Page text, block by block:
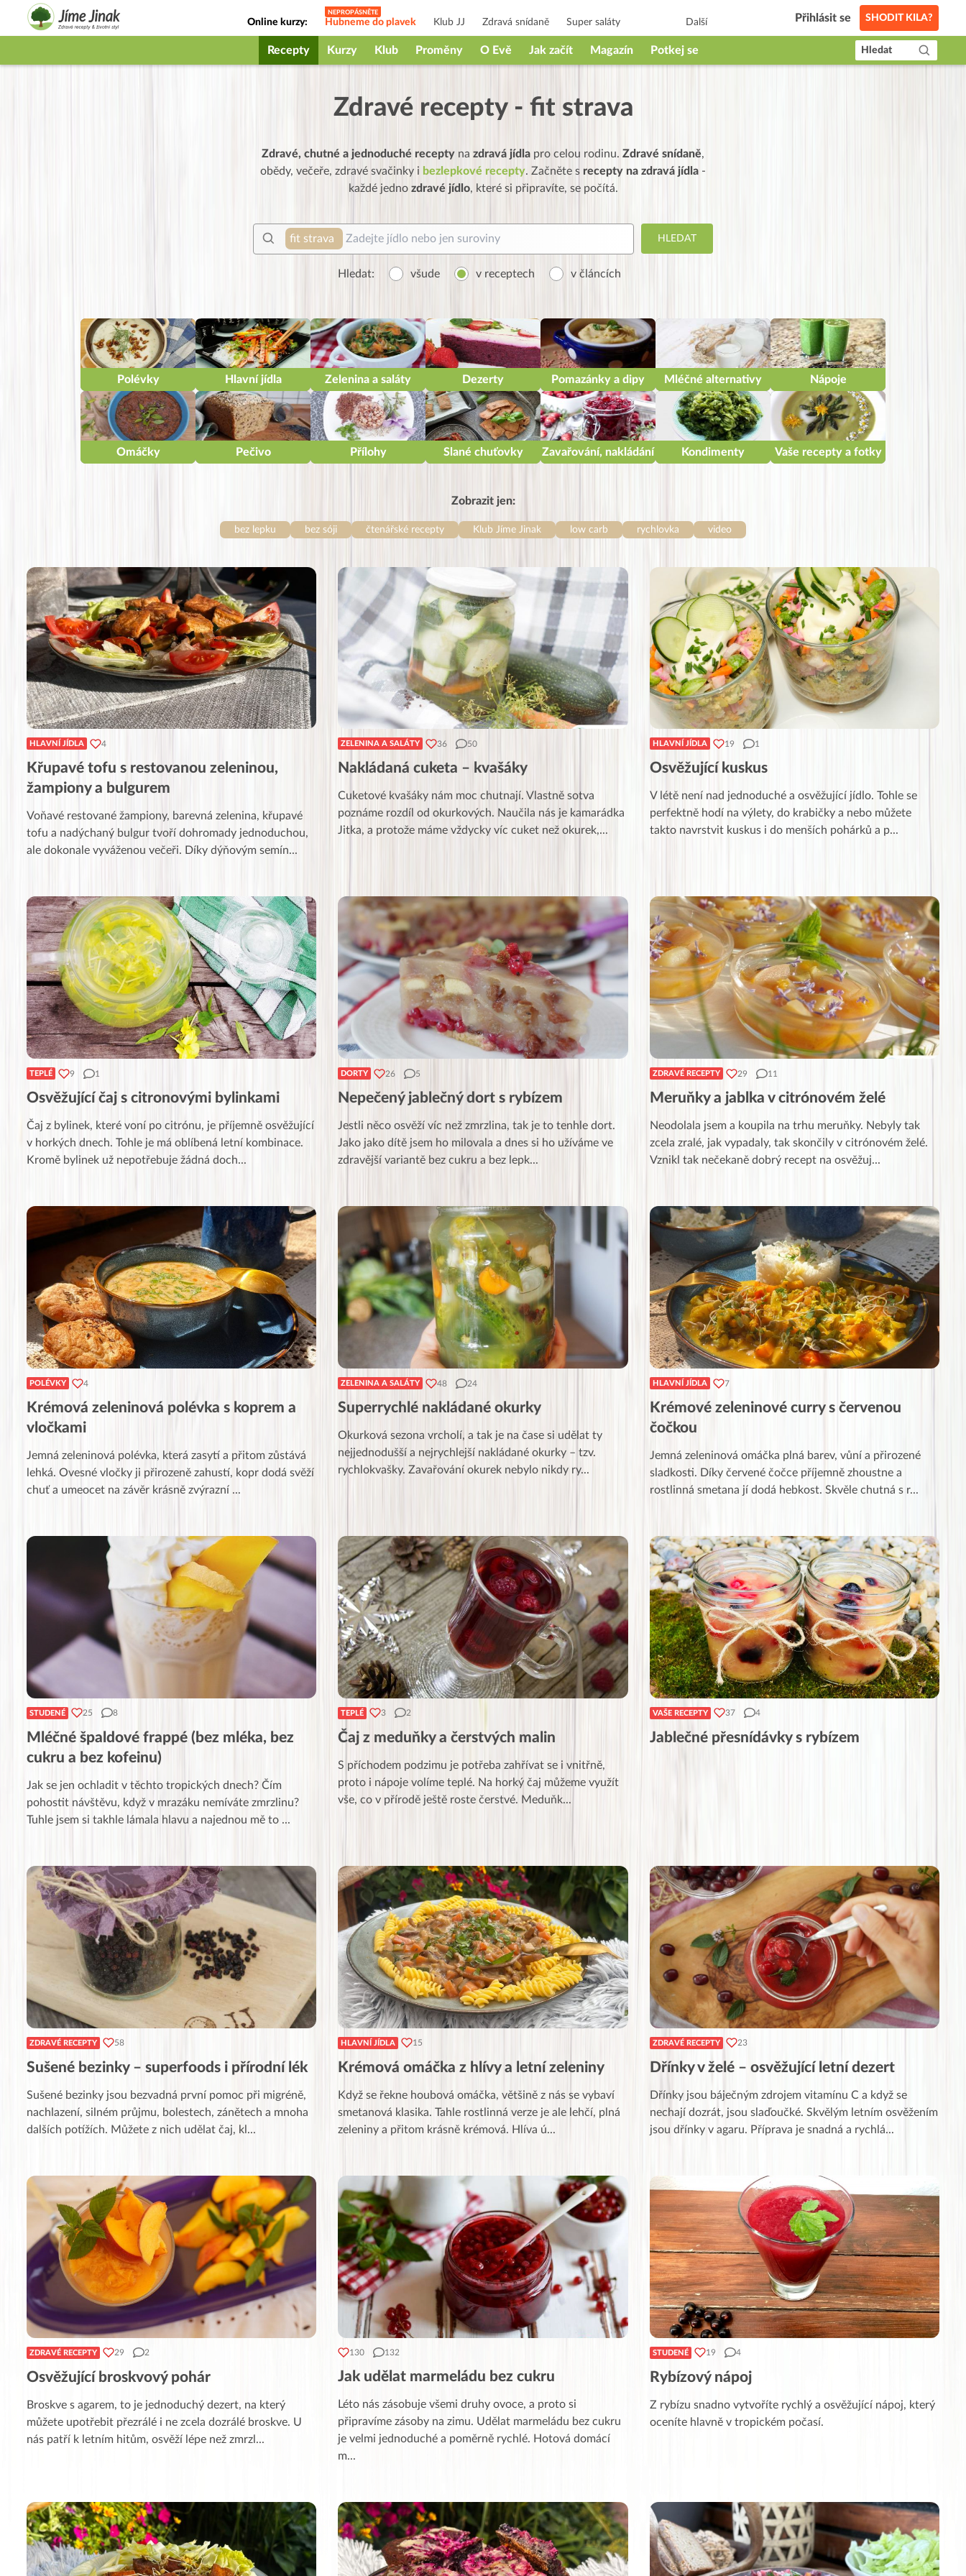
Online kurzy: Hubneme do plavek Klub JJ Zdravá snídaně Super saláty
Jak na babičky
Další Přihlásit se SHODIT KILA?
Recepty Kurzy Klub Proměny O Evě Jak začít Magazín Potkej se Hledat
Zdravé recepty - fit strava
Zdravé, chutné a jednoduché recepty na zdravá jídla pro celou rodinu. Zdravé snídaně,
obědy, večeře, zdravé svačinky i bezlepkové recepty. Začněte s recepty na zdravá jídla -
každé jedno zdravé jídlo, které si připravíte, se počítá.
fit strava
Hledat: všude v receptech v článcích
Polévky Hlavní jídla Zelenina a saláty Dezerty Pomazánky a dipy Mléčné alternativy Nápoje
Omáčky Pečivo Přílohy Slané chuťovky Zavařování, nakládání Kondimenty Vaše recepty a fotky
Zobrazit jen:
bez lepku bez sóji čtenářské recepty Klub Jíme Jinak low carb rychlovka video
HLAVNÍ JÍDLA 4
Křupavé tofu s restovanou zeleninou,
žampiony a bulgurem
Voňavé restované žampiony, barevná zelenina, křupavé
tofu a nadýchaný bulgur tvoří dohromady jednoduchou,
ale dokonale vyváženou večeři. Díky dýňovým semín...
ZELENINA A SALÁTY 36 50
Nakládaná cuketa – kvašáky
Cuketové kvašáky nám moc chutnají. Vlastně sotva
poznáme rozdíl od okurkových. Naučila nás je kamarádka
Jitka, a protože máme vždycky víc cuket než okurek,...
HLAVNÍ JÍDLA 19 1
Osvěžující kuskus
V létě není nad jednoduché a osvěžující jídlo. Tohle se
perfektně hodí na výlety, do krabičky a nebo můžete
takto navrstvit kuskus i do menších pohárků a p...
TEPLÉ 9 1
Osvěžující čaj s citronovými bylinkami
Čaj z bylinek, které voní po citrónu, je příjemně osvěžující
v horkých dnech. Tohle je má oblíbená letní kombinace.
Kromě bylinek už nepotřebuje žádná doch...
DORTY 26 5
Nepečený jablečný dort s rybízem
Jestli něco osvěží víc než zmrzlina, tak je to tenhle dort.
Jako jako dítě jsem ho milovala a dnes si ho užíváme ve
zdravější variantě bez cukru a bez lepk...
ZDRAVÉ RECEPTY 29 11
Meruňky a jablka v citrónovém želé
Neodolala jsem a koupila na trhu meruňky. Nebyly tak
zcela zralé, jak vypadaly, tak skončily v citrónovém želé.
Vznikl tak nečekaně dobrý recept na osvěžuj...
POLÉVKY 4
Krémová zeleninová polévka s koprem a
vločkami
Jemná zeleninová polévka, která zasytí a přitom zůstává
lehká. Ovesné vločky ji přirozeně zahustí, kopr dodá svěží
chuť a umeocet na závěr krásně zvýrazní ...
ZELENINA A SALÁTY 48 24
Superrychlé nakládané okurky
Okurková sezona vrcholí, a tak je na čase si udělat ty
nejjednodušší a nejrychlejší nakládané okurky – tzv.
rychlokvašky. Zavařování okurek nebylo nikdy ry...
HLAVNÍ JÍDLA 7
Krémové zeleninové curry s červenou
čočkou
Jemná zeleninová omáčka plná barev, vůní a přirozené
sladkosti. Díky červené čočce příjemně zhoustne a
rostlinná smetana jí dodá hebkost. Skvěle chutná s r...
STUDENÉ 25 8
Mléčné špaldové frappé (bez mléka, bez
cukru a bez kofeinu)
Jak se jen ochladit v těchto tropických dnech? Čím
pohostit návštěvu, když v mrazáku nemíváte zmrzlinu?
Tuhle jsem si takhle lámala hlavu a najednou mě to ...
TEPLÉ 3 2
Čaj z meduňky a čerstvých malin
S příchodem podzimu je potřeba zahřívat se i vnitřně,
proto i nápoje volíme teplé. Na horký čaj můžeme využít
vše, co v přírodě ještě roste čerstvé. Meduňk...
VAŠE RECEPTY 37 4
Jablečné přesnídávky s rybízem
ZDRAVÉ RECEPTY 58
Sušené bezinky – superfoods i přírodní lék
Sušené bezinky jsou bezvadná první pomoc při migréně,
nachlazení, silném průjmu, bolestech, zánětech a mnoha
dalších potížích. Můžete z nich udělat čaj, kl ...
HLAVNÍ JÍDLA 15
Krémová omáčka z hlívy a letní zeleniny
Když se řekne houbová omáčka, většině z nás se vybaví
smetanová klasika. Tahle rostlinná verze je ale lehčí, plná
zeleniny a přitom krásně krémová. Hlíva ú...
ZDRAVÉ RECEPTY 23
Dřínky v želé – osvěžující letní dezert
Dřínky jsou báječným zdrojem vitamínu C a když se
nechají dozrát, jsou slaďoučké. Skvělým letním osvěžením
jsou dřínky v agaru. Příprava je snadná a rychlá...
ZDRAVÉ RECEPTY 29 2
Osvěžující broskvový pohár
Broskve s agarem, to je jednoduchý dezert, na který
můžete upotřebit přezrálé i ne zcela dozrálé broskve. U
nás patří k letním hitům, osvěží lépe než zmrzl ...
130 132
Jak udělat marmeládu bez cukru
Léto nás zásobuje všemi druhy ovoce, a proto si
připravíme zásoby na zimu. Udělat marmeládu bez cukru
je velmi jednoduché a poměrně rychlé. Hotová domácí
m...
STUDENÉ 19 4
Rybízový nápoj
Z rybízu snadno vytvoříte rychlý a osvěžující nápoj, který
oceníte hlavně v tropickém počasí.